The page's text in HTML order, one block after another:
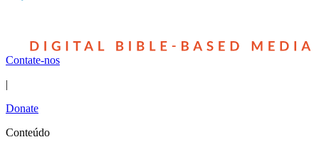
Contate-nos
|
Donate
Conteúdo